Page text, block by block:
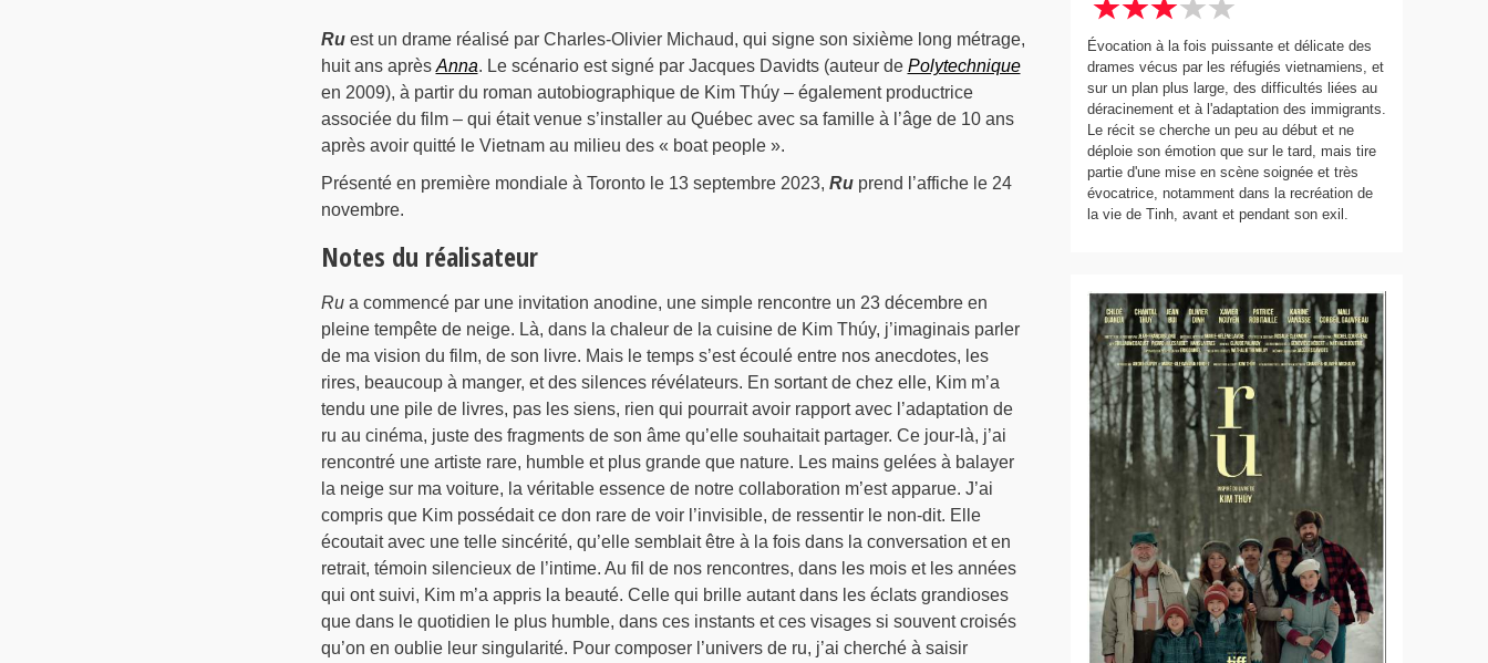
Ruest un drame réalisé par Charles-Olivier Michaud, qui signe son sixième long métrage,
huit ans après Anna. Le scénario est signé par Jacques Davidts (auteur de Polytechnique
en 2009), à partir du roman autobiographique de Kim Thúy – également productrice
associée du film – qui était venue s’installer au Québec avec sa famille à l’âge de 10 ans
après avoir quitté le Vietnam au milieu des « boat people ».
Présenté en première mondiale à Toronto le 13 septembre 2023, Ruprend l’affiche le 24
novembre.
Notes du réalisateur
Rua commencé par une invitation anodine, une simple rencontre un 23 décembre en
pleine tempête de neige. Là, dans la chaleur de la cuisine de Kim Thúy, j’imaginais parler
de ma vision du film, de son livre. Mais le temps s’est écoulé entre nos anecdotes, les
rires, beaucoup à manger, et des silences révélateurs. En sortant de chez elle, Kim m’a
tendu une pile de livres, pas les siens, rien qui pourrait avoir rapport avec l’adaptation de
ru au cinéma, juste des fragments de son âme qu’elle souhaitait partager. Ce jour-là, j’ai
rencontré une artiste rare, humble et plus grande que nature. Les mains gelées à balayer
la neige sur ma voiture, la véritable essence de notre collaboration m’est apparue. J’ai
compris que Kim possédait ce don rare de voir l’invisible, de ressentir le non-dit. Elle
écoutait avec une telle sincérité, qu’elle semblait être à la fois dans la conversation et en
retrait, témoin silencieux de l’intime. Au fil de nos rencontres, dans les mois et les années
qui ont suivi, Kim m’a appris la beauté. Celle qui brille autant dans les éclats grandioses
que dans le quotidien le plus humble, dans ces instants et ces visages si souvent croisés
qu’on en oublie leur singularité. Pour composer l’univers de ru, j’ai cherché à saisir
Évocation à la fois puissante et délicate des
drames vécus par les réfugiés vietnamiens, et
sur un plan plus large, des difficultés liées au
déracinement et à l'adaptation des immigrants.
Le récit se cherche un peu au début et ne
déploie son émotion que sur le tard, mais tire
partie d'une mise en scène soignée et très
évocatrice, notamment dans la recréation de
la vie de Tinh, avant et pendant son exil.